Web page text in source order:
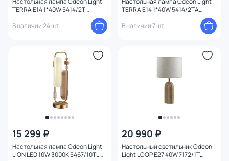
TERRA E14 1*40W 5414/2T
В наличии 24 шт.
TERRA E14 1*40W 5414/2TA
В наличии 7 шт.
15 299 ₽
Настольная лампа Odeon Light
LION LED 10W 3000K 5467/10TL
20 990 ₽
Настольный светильник Odeon
Light LOOP E27 40W 7172/1T